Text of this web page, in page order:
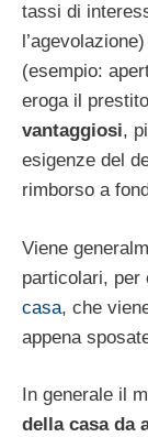
tassi di
(esempio:
eroga il
vantaggiosi,
esigenze del
rimborso a
Viene
particolari, per
casa, che
appena
In generale il
della casa da